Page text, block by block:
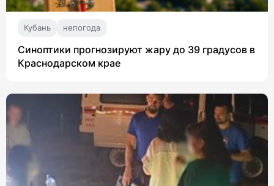
Кубань непогода
Синоптики прогнозируют жару до 39 градусов в
Краснодарском крае